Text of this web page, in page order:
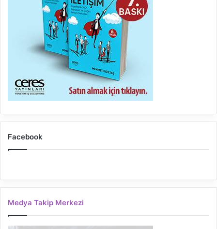
Facebook
Medya Takip Merkezi